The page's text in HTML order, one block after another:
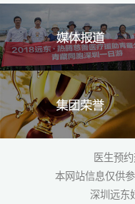
医生预
本网站信息仅供
深圳远东